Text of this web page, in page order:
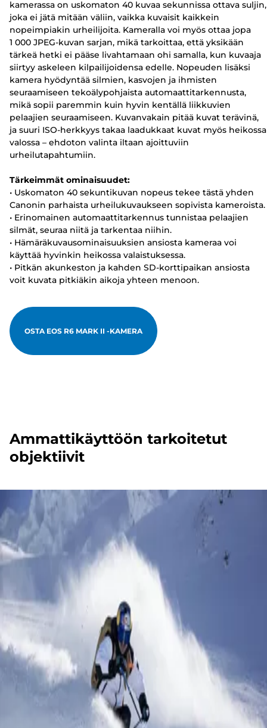
kamerassa on uskomaton 40 kuvaa sekunnissa ottava suljin,
joka ei jätä mitään väliin, vaikka kuvaisit kaikkein
nopeimpiakin urheilijoita. Kameralla voi myös ottaa jopa
1 000 JPEG-kuvan sarjan, mikä tarkoittaa, että yksikään
tärkeä hetki ei pääse livahtamaan ohi samalla, kun kuvaaja
siirtyy askeleen kilpailijoidensa edelle. Nopeuden lisäksi
kamera hyödyntää silmien, kasvojen ja ihmisten
seuraamiseen tekoälypohjaista automaattitarkennusta,
mikä sopii paremmin kuin hyvin kentällä liikkuvien
pelaajien seuraamiseen. Kuvanvakain pitää kuvat terävinä,
ja suuri ISO-herkkyys takaa laadukkaat kuvat myös heikossa
valossa – ehdoton valinta iltaan ajoittuviin
urheilutapahtumiin.
Tärkeimmät ominaisuudet:
• Uskomaton 40 sekuntikuvan nopeus tekee tästä yhden
Canonin parhaista urheilukuvaukseen sopivista kameroista.
• Erinomainen automaattitarkennus tunnistaa pelaajien
silmät, seuraa niitä ja tarkentaa niihin.
• Hämäräkuvausominaisuuksien ansiosta kameraa voi
käyttää hyvinkin heikossa valaistuksessa.
• Pitkän akunkeston ja kahden SD-korttipaikan ansiosta
voit kuvata pitkiäkin aikoja yhteen menoon.
OSTA EOS R6 MARK II -KAMERA
Ammattikäyttöön tarkoitetut
objektiivit